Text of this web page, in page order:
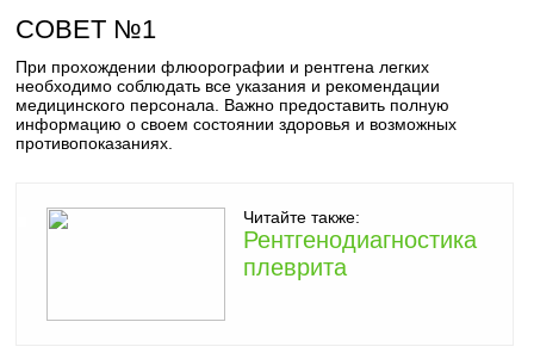
СОВЕТ №1
При прохождении флюорографии и рентгена легких
необходимо соблюдать все указания и рекомендации
медицинского персонала. Важно предоставить полную
информацию о своем состоянии здоровья и возможных
противопоказаниях.
Читайте также:
Рентгенодиагностика
плеврита